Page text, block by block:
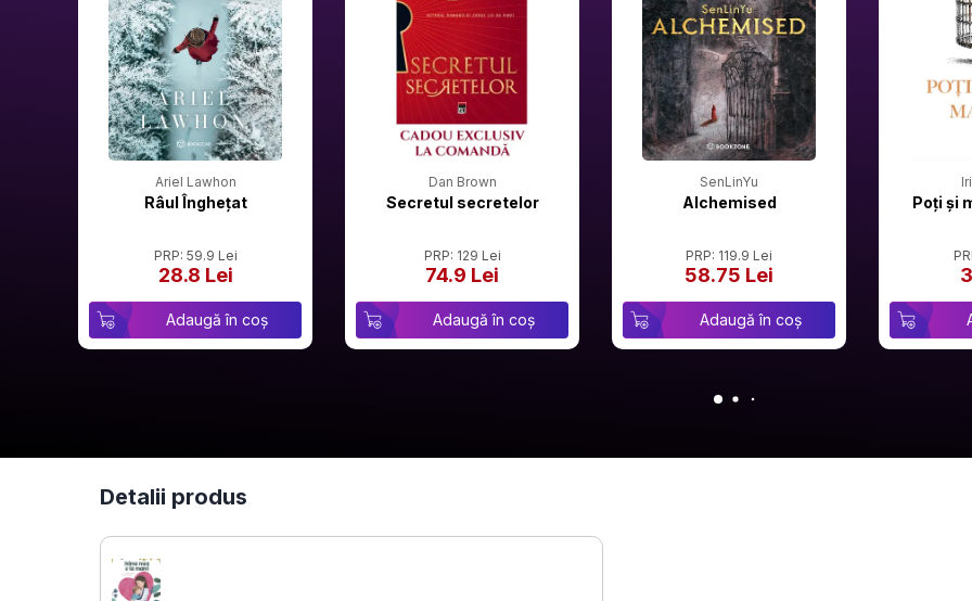
Ariel Lawhon
Râul Înghețat
PRP: 59.9 Lei
28.8 Lei
Adaugă în coș
Dan Brown
Secretul secretelor
PRP: 129 Lei
74.9 Lei
Adaugă în coș
SenLinYu
Alchemised
PRP: 119.9 Lei
58.75 Lei
Adaugă în coș
Poți și
Detalii produs